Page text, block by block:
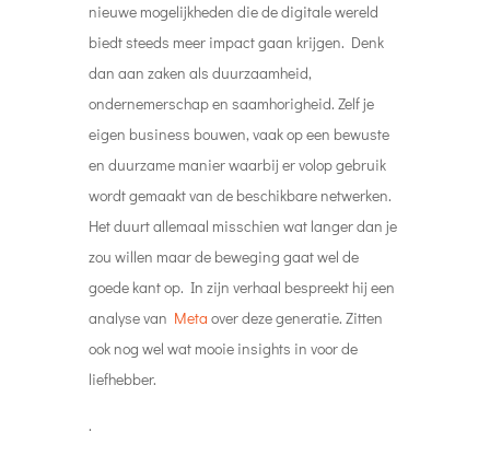
nieuwe mogelijkheden die de digitale wereld
biedt steeds meer impact gaan krijgen. Denk
dan aan zaken als duurzaamheid,
ondernemerschap en saamhorigheid. Zelf je
eigen business bouwen, vaak op een bewuste
en duurzame manier waarbij er volop gebruik
wordt gemaakt van de beschikbare netwerken.
Het duurt allemaal misschien wat langer dan je
zou willen maar de beweging gaat wel de
goede kant op. In zijn verhaal bespreekt hij een
analyse van Meta over deze generatie. Zitten
ook nog wel wat mooie insights in voor de
liefhebber.
.